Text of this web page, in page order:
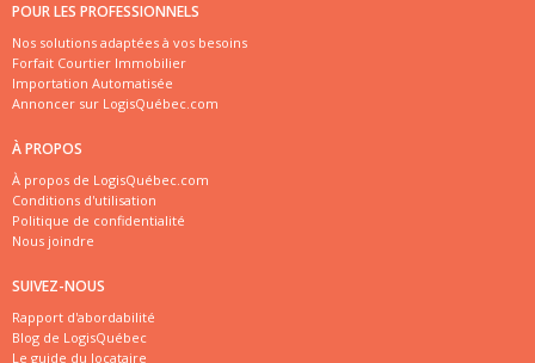
POUR LES PROFESSIONNELS
Nos solutions adaptées à vos besoins
Forfait Courtier Immobilier
Importation Automatisée
Annoncer sur LogisQuébec.com
À PROPOS
À propos de LogisQuébec.com
Conditions d'utilisation
Politique de confidentialité
Nous joindre
SUIVEZ-NOUS
Rapport d'abordabilité
Blog de LogisQuébec
Le guide du locataire